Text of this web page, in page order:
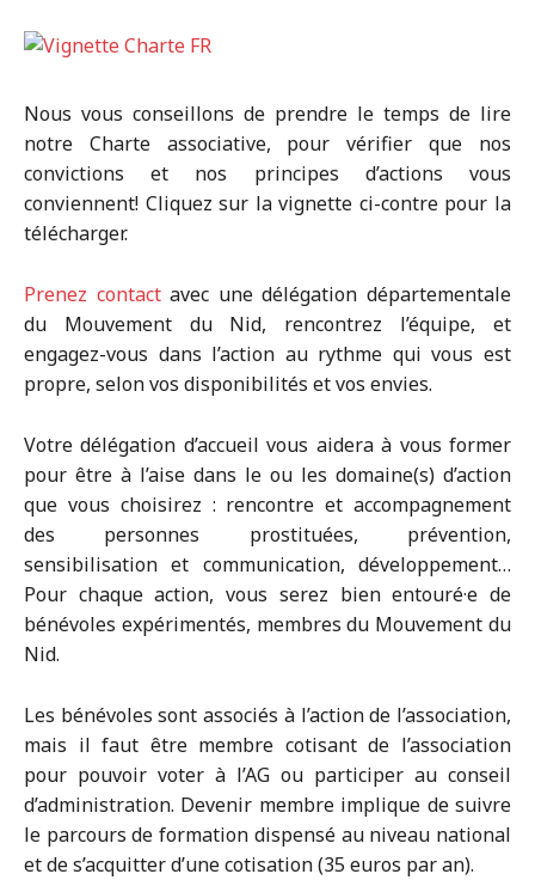
Nous vous conseillons de prendre le temps de lire
notre Charte associative, pour vérifier que nos
convictions et nos principes d’actions vous
conviennent! Cliquez sur la vignette ci-contre pour la
télécharger.
Prenez contactavec une délégation départementale
du Mouvement du Nid, rencontrez l’équipe, et
engagez-vous dans l’action au rythme qui vous est
propre, selon vos disponibilités et vos envies.
Votre délégation d’accueil vous aidera à vous former
pour être à l’aise dans le ou les domaine(s) d’action
que vous choisirez : rencontre et accompagnement
des personnes prostituées, prévention,
sensibilisation et communication, développement…
Pour chaque action, vous serez bien entouré·e de
bénévoles expérimentés, membres du Mouvement du
Nid.
Les bénévoles sont associés à l’action de l’association,
mais il faut être membre cotisant de l’association
pour pouvoir voter à l’AG ou participer au conseil
d’administration. Devenir membre implique de suivre
le parcours de formation dispensé au niveau national
et de s’acquitter d’une cotisation (35 euros par an).